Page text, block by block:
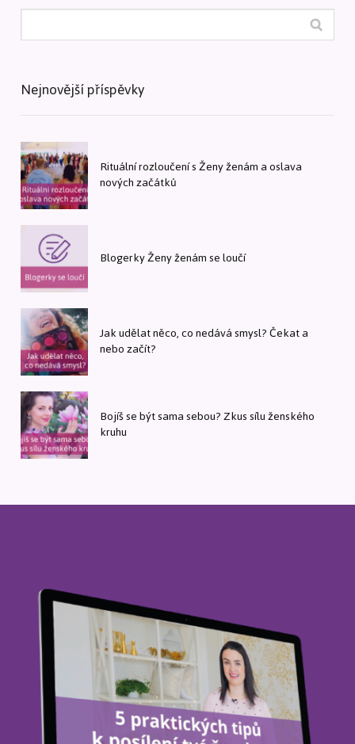
Nejnovější příspěvky
Rituální rozloučení s Ženy ženám a oslava
nových začátků
Blogerky Ženy ženám se loučí
Jak udělat něco, co nedává smysl? Čekat a
nebo začít?
Bojíš se být sama sebou? Zkus sílu ženského
kruhu